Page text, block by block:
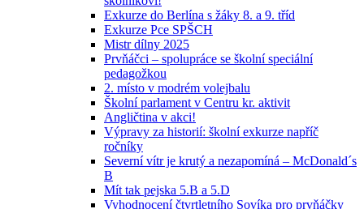
Exkurze do Berlína s žáky 8. a 9. tříd
Exkurze Pce SPŠCH
Mistr dílny 2025
Prvňáčci – spolupráce se školní speciální
pedagožkou
2. místo v modrém volejbalu
Školní parlament v Centru kr. aktivit
Angličtina v akci!
Výpravy za historií: školní exkurze napříč
ročníky
Severní vítr je krutý a nezapomíná – McDonald´s
B
Mít tak pejska 5.B a 5.D
Vyhodnocení čtvrtletního Sovíka pro prvňáčky